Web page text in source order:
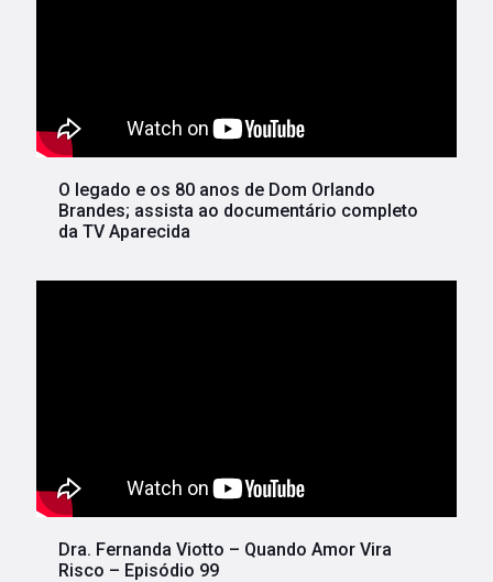
O legado e os 80 anos de Dom Orlando
Brandes; assista ao documentário completo
da TV Aparecida
Dra. Fernanda Viotto – Quando Amor Vira
Risco – Episódio 99